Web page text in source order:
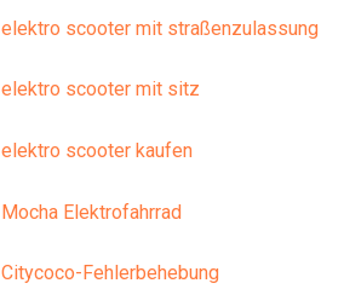
elektro scooter mit straßenzulassung
elektro scooter mit sitz
elektro scooter kaufen
Mocha Elektrofahrrad
Citycoco-Fehlerbehebung